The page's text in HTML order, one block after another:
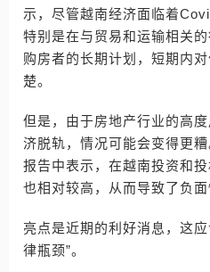
示，尽管越南经济面临着
特别是在与贸易和运输相关
购房者的长期计划，短期内
楚。
但是，由于房地产行业的高
济脱轨，情况可能会变得更
报告中表示，在越南投资和
也相对较高，从而导致了负面
亮点是近期的利好消息，这
律瓶颈”。